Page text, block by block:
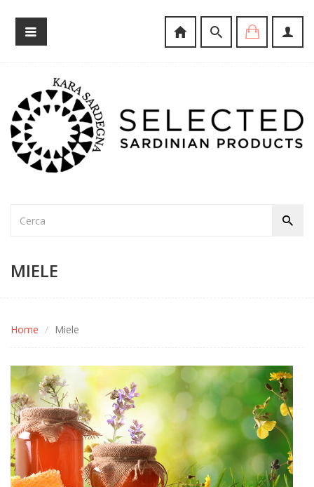
MIELE
Home Miele